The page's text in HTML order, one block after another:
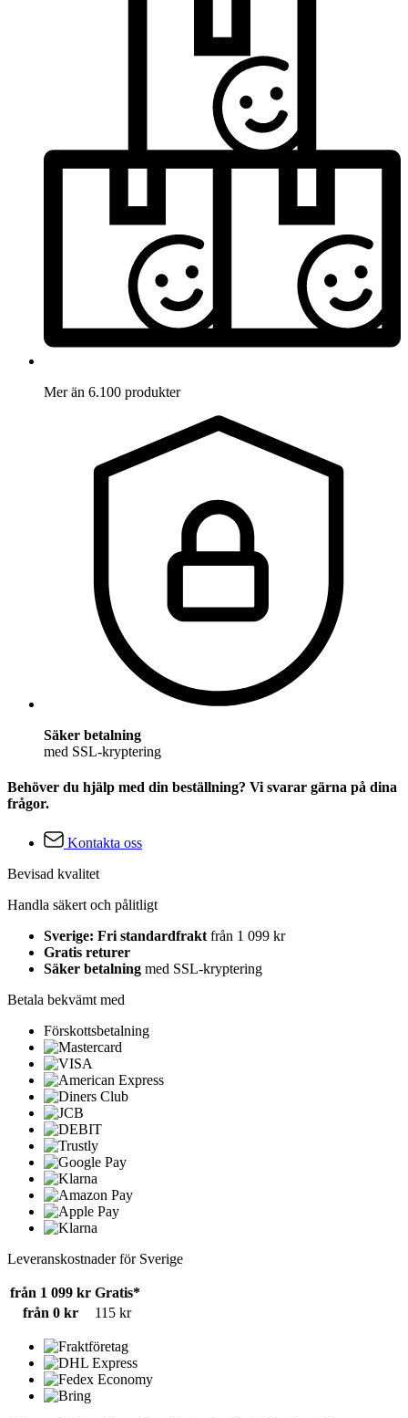
Mer än 6.100 produkter
Säker betalning
med SSL-kryptering
Behöver du hjälp med din beställning? Vi svarar gärna på dina
frågor.
Kontakta oss
Bevisad kvalitet
Handla säkert och pålitligt
Sverige: Fri standardfraktfrån 1 099 kr
Gratis returer
Säker betalning med SSL-kryptering
Betala bekvämt med
Förskottsbetalning
Leveranskostnader för Sverige
från 1 099 kr Gratis*
från 0 kr
115 kr